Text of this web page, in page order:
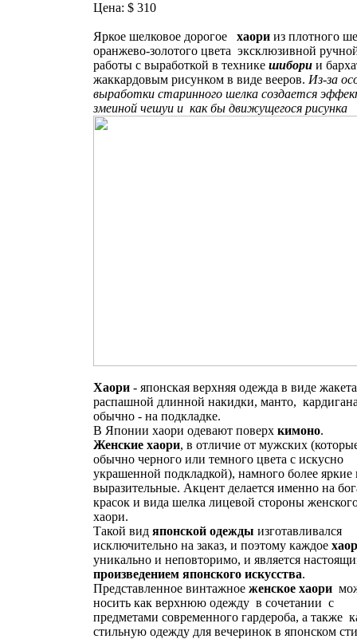
Цена: $ 310
Яркое шелковое дорогое хаорииз плотного
оранжево-золотого цвета эксклюзивной
работы с выработкой в технике шибории
жаккардовым рисунком в виде вееров. Из-за
выработки старинного шелка создается
змеиной чешуи и как бы движущегося рисунка
Хаори- японская верхняя одежда в виде
распашной длинной накидки, манто,
обычно - на подкладке.
В Японии хаори одевают поверх кимоно.
Женские хаори, в отличие от мужских
обычно черного или темного цвета с искусно
украшенной подкладкой), намного более яркие
выразительные. Акцент делается именно на
красок и вида шелка лицевой стороны
хаори.
Такой вид японской одежды изготавливался
исключительно на заказ, и поэтому каждое
уникально и неповторимо, и является
произведением японского искусства.
Представленное винтажное женское хаори
носить как верхнюю одежду в сочетании с
предметами современного гардероба, а также
стильную одежду для вечеринок в японском